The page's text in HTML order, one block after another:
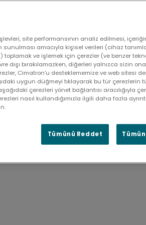
arasında kolayca
ve CNC işlemleri için
site performansının analiz edilmesi,
amacıyla kişisel verileri (cihaz
toplamak ve işlemek için çerezler (ve benzer
dışı bırakılamazken, diğerleri yalnızca sizin
Cimatron'u desteklememize ve web sitesi
uygun düğmeyi tıklayarak bu tür çerezlerin
çerezleri yönet bağlantısı aracılığıyla
nasıl kullandığımızla ilgili daha fazla
Tümünü Reddet